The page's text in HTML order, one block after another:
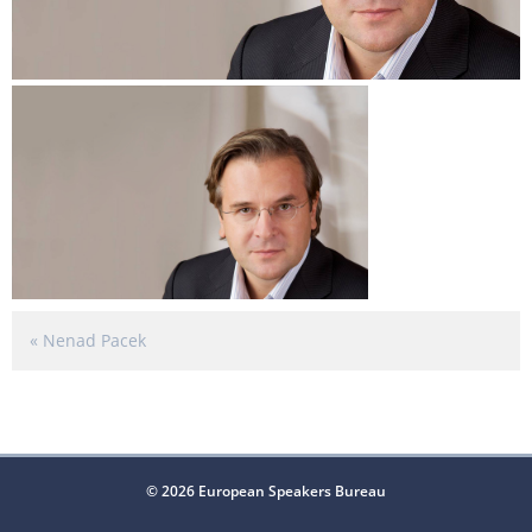
« Nenad Pacek
© 2026 European Speakers Bureau